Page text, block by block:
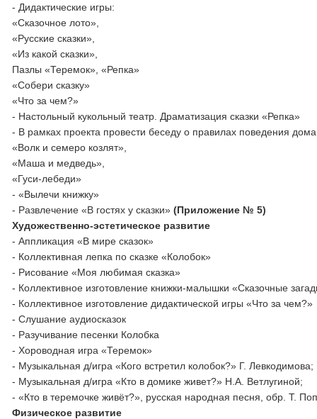
- Дидактические игры:
«Сказочное лото»,
«Русские сказки»,
«Из какой сказки»,
Пазлы «Теремок», «Репка»
«Собери сказку»
«Что за чем?»
- Настольный кукольный театр. Драматизация сказки «Репка»
- В рамках проекта провести беседу о правилах поведения
«Волк и семеро козлят»,
«Маша и медведь»,
«Гуси-лебеди»
- «Вылечи книжку»
- Развлечение «В гостях у сказки»(Приложение № 5)
Художественно-эстетическое развитие
- Аппликация «В мире сказок»
- Коллективная лепка по сказке «Колобок»
- Рисование «Моя любимая сказка»
- Коллективное изготовление книжки-малышки «Сказочные
- Коллективное изготовление дидактической игры «Что за чем?»
- Слушание аудиосказок
- Разучивание песенки Колобка
- Хороводная игра «Теремок»
- Музыкальная д/игра «Кого встретил колобок?» Г. Левкодимова;
- Музыкальная д/игра «Кто в домике живет?» Н.А. Ветлугиной;
- «Кто в теремочке живёт?», русская народная песня, обр. Т.
Физическое развитие